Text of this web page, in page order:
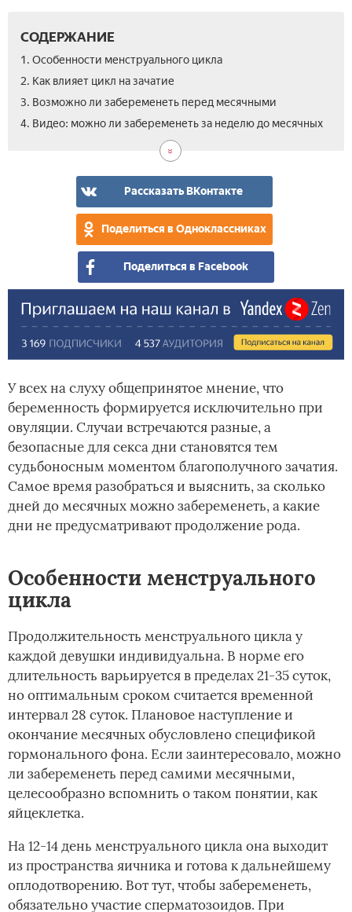
СОДЕРЖАНИЕ
1. Особенности менструального цикла
2. Как влияет цикл на зачатие
3. Возможно ли забеременеть перед месячными
4. Видео: можно ли забеременеть за неделю до месячных
Рассказать ВКонтакте
Поделиться в Одноклассниках
Поделиться в Facebook
У всех на слуху общепринятое мнение, что
беременность формируется исключительно при
овуляции. Случаи встречаются разные, а
безопасные для секса дни становятся тем
судьбоносным моментом благополучного зачатия.
Самое время разобраться и выяснить, за сколько
дней до месячных можно забеременеть, а какие
дни не предусматривают продолжение рода.
Особенности менструального
цикла
Продолжительность менструального цикла у
каждой девушки индивидуальна. В норме его
длительность варьируется в пределах 21-35 суток,
но оптимальным сроком считается временной
интервал 28 суток. Плановое наступление и
окончание месячных обусловлено спецификой
гормонального фона. Если заинтересовало, можно
ли забеременеть перед самими месячными,
целесообразно вспомнить о таком понятии, как
яйцеклетка.
На 12-14 день менструального цикла она выходит
из пространства яичника и готова к дальнейшему
оплодотворению. Вот тут, чтобы забеременеть,
обязательно участие сперматозоидов. При